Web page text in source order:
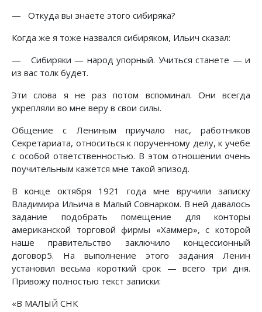
— Откуда вы знаете этого сибиряка?
Когда же я тоже назвался сибиряком, Ильич сказал:
— Сибиряки — народ упорный. Учиться станете — и
из вас толк будет.
Эти слова я не раз потом вспоминал. Они всегда
укрепляли во мне веру в свои силы.
Общение с Лениным приучало нас, работников
Секретариата, относиться к порученному делу, к учебе
с особой ответственностью. В этом отношении очень
поучительным кажется мне такой эпизод.
В конце октября 1921 года мне вручили записку
Владимира Ильича в Малый Совнарком. В ней давалось
задание подобрать помещение для конторы
американской торговой фирмы «Хаммер», с которой
наше правительство заключило концессионный
договор5. На выполнение этого задания Ленин
установил весьма короткий срок — всего три дня.
Привожу полностью текст записки:
«В МАЛЫЙ СНК